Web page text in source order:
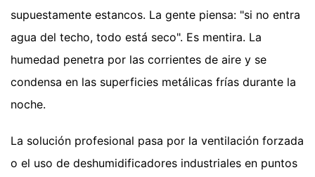
supuestamente estancos. La gente piensa: "si no entra
agua del techo, todo está seco". Es mentira. La
humedad penetra por las corrientes de aire y se
condensa en las superficies metálicas frías durante la
noche.
La solución profesional pasa por la ventilación forzada
o el uso de deshumidificadores industriales en puntos